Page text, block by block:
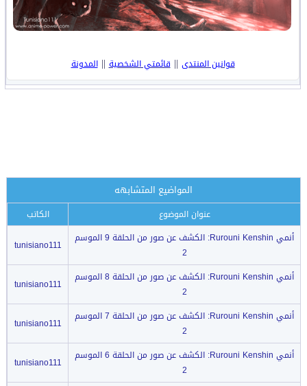
قوانين المنتدى ||قائمتي الشخصية||المدونة
المواضيع المتشابهه
عنوان الموضوع
الكاتب
أنمي Rurouni Kenshin: الكشف عن صور من الحلقة 9 الموسم
2
tunisiano111
أنمي Rurouni Kenshin: الكشف عن صور من الحلقة 8 الموسم
2
tunisiano111
أنمي Rurouni Kenshin: الكشف عن صور من الحلقة 7 الموسم
2
tunisiano111
أنمي Rurouni Kenshin: الكشف عن صور من الحلقة 6 الموسم
2
tunisiano111